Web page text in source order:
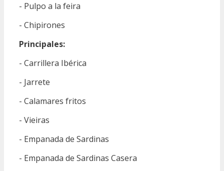
- Pulpo a la feira
- Chipirones
Principales:
- Carrillera Ibérica
- Jarrete
- Calamares fritos
- Vieiras
- Empanada de Sardinas
- Empanada de Sardinas Casera